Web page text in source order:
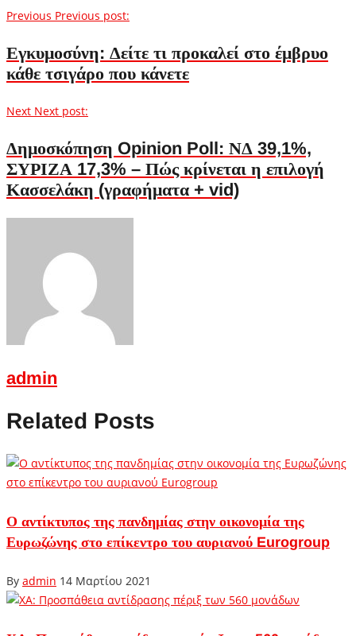
Previous Previous post:
Εγκυμοσύνη: Δείτε τι προκαλεί στο έμβρυο
κάθε τσιγάρο που κάνετε
Next Next post:
Δημοσκόπηση Opinion Poll: ΝΔ 39,1%,
ΣΥΡΙΖΑ 17,3% – Πώς κρίνεται η επιλογή
Κασσελάκη (γραφήματα + vid)
admin
Related Posts
Ο αντίκτυπος της πανδημίας στην οικονομία της
Ευρωζώνης στο επίκεντρο του αυριανού Eurogroup
By admin 14 Μαρτίου 2021